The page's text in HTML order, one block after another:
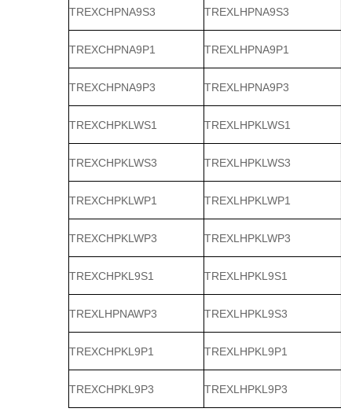
TREXCHPNA9S3 TREXLHPNA9S3
TREXCHPNA9P1 TREXLHPNA9P1
TREXCHPNA9P3 TREXLHPNA9P3
TREXCHPKLWS1 TREXLHPKLWS1
TREXCHPKLWS3 TREXLHPKLWS3
TREXCHPKLWP1 TREXLHPKLWP1
TREXCHPKLWP3 TREXLHPKLWP3
TREXCHPKL9S1 TREXLHPKL9S1
TREXLHPNAWP3 TREXLHPKL9S3
TREXCHPKL9P1 TREXLHPKL9P1
TREXCHPKL9P3 TREXLHPKL9P3